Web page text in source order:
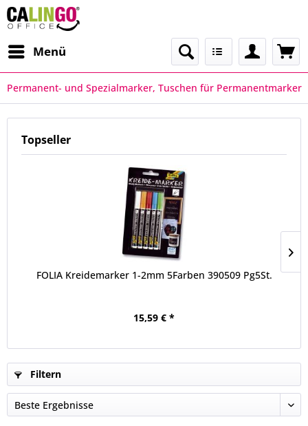
Menü
Permanent- und Spezialmarker, Tuschen für Permanentmarker
Topseller
FOLIA Kreidemarker 1-2mm 5Farben 390509 Pg5St.
15,59 € *
Filtern